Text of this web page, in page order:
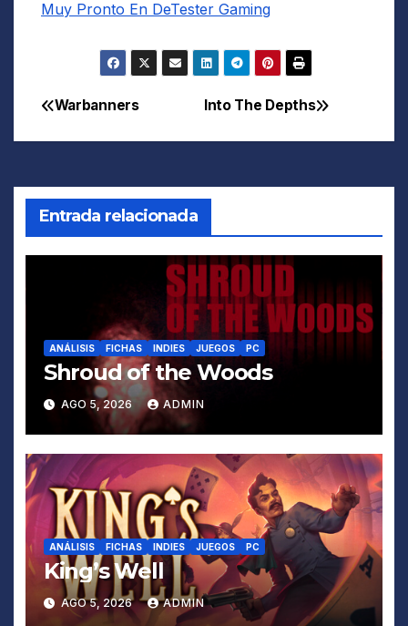
Muy Pronto En DeTester Gaming
Navegación
de
entradas
Into The Depths
Warbanners
Entrada relacionada
ANÁLISIS FICHAS INDIES JUEGOS PC
Shroud of the Woods
AGO 5, 2026 ADMIN
ANÁLISIS FICHAS INDIES JUEGOS PC
King’s Well
AGO 5, 2026 ADMIN